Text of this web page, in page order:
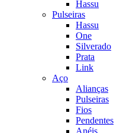
Hassu
Pulseiras
Hassu
One
Silverado
Prata
Link
Aço
Alianças
Pulseiras
Fios
Pendentes
Anéis